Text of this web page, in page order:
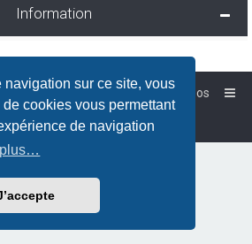
navigation sur ce site, vous
cookies vous permettant
de navigation
plus…
Information
À propos
©Qiaeru